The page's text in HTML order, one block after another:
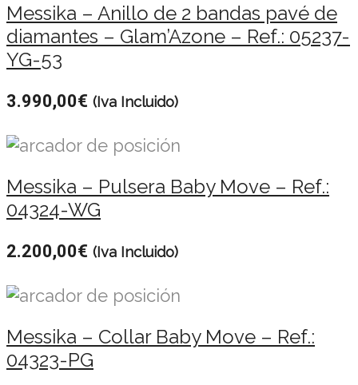
Messika – Anillo de 2 bandas pavé de
diamantes – Glam’Azone – Ref.: 05237-
YG-53
3.990,00€ (Iva Incluido)
Messika – Pulsera Baby Move – Ref.:
04324-WG
2.200,00€ (Iva Incluido)
Messika – Collar Baby Move – Ref.:
04323-PG